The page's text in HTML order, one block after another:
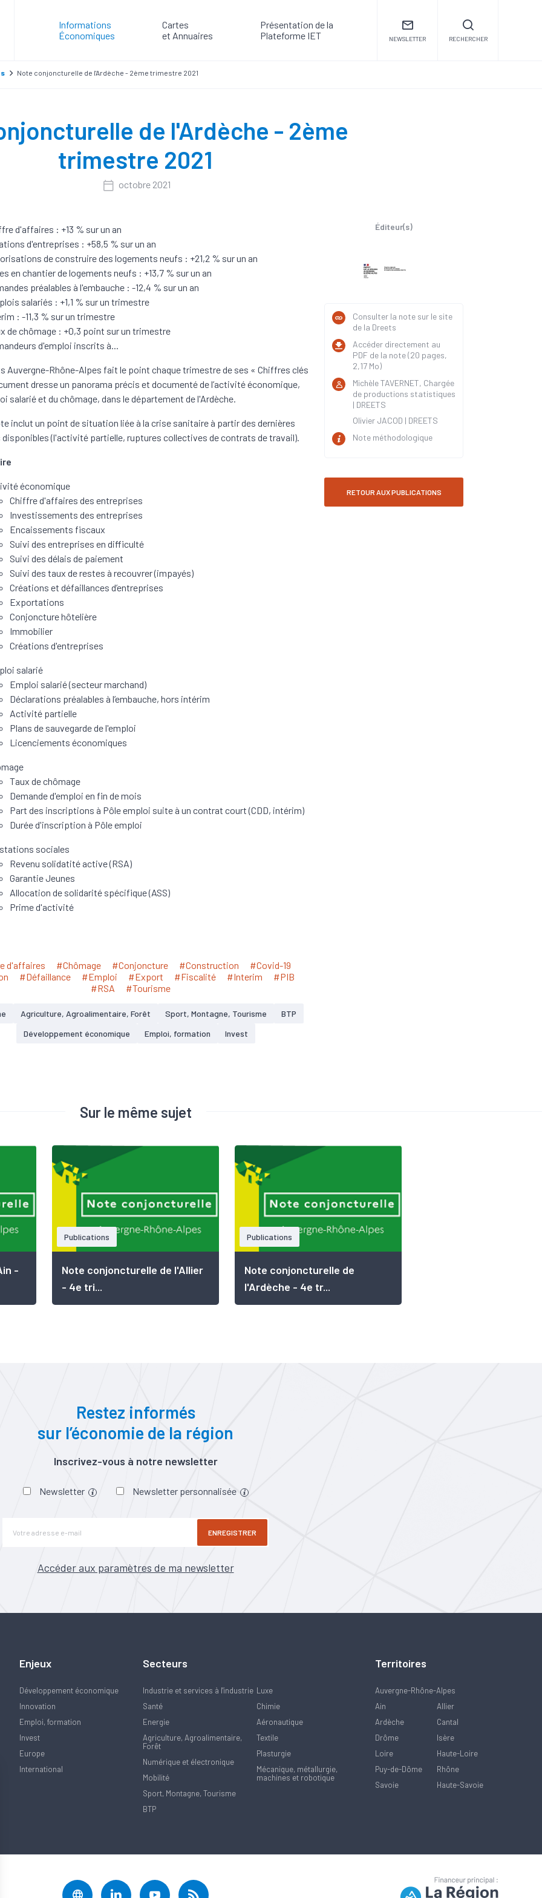
Informations
Économiques
Cartes
et Annuaires
Présentation de la
Plateforme IET
NEWSLETTER RECHERCHER
Note conjoncturelle de l'Ardèche - 2ème trimestre 2021
de l'Ardèche - 2ème
trimestre 2021
octobre 2021
d'affaires : +13 % sur un an
d'entreprises : +58,5 % sur un an
de construire des logements neufs : +21,2 % sur un an
en chantier de logements neufs : +13,7 % sur un an
préalables à l'embauche : -12,4 % sur un an
salariés : +1,1 % sur un trimestre
: -11,3 % sur un trimestre
de chômage : +0,3 point sur un trimestre
d'emploi inscrits à...
Auvergne-Rhône-Alpes fait le point chaque trimestre de ses « Chiffres clés
dresse un panorama précis et documenté de l’activité économique,
salarié et du chômage, dans le département de l'Ardèche.
inclut un point de situation liée à la crise sanitaire à partir des dernières
disponibles (l'activité partielle, ruptures collectives de contrats de travail).
économique
Chiffre d'affaires des entreprises
Investissements des entreprises
Encaissements fiscaux
Suivi des entreprises en difficulté
Suivi des délais de paiement
Suivi des taux de restes à recouvrer (impayés)
Créations et défaillances d’entreprises
Exportations
Conjoncture hôtelière
Immobilier
Créations d'entreprises
salarié
Emploi salarié (secteur marchand)
Déclarations préalables à l’embauche, hors intérim
Activité partielle
Plans de sauvegarde de l'emploi
Licenciements économiques
Taux de chômage
Demande d'emploi en fin de mois
Part des inscriptions à Pôle emploi suite à un contrat court (CDD, intérim)
Durée d'inscription à Pôle emploi
sociales
Revenu solidatité active (RSA)
Garantie Jeunes
Allocation de solidarité spécifique (ASS)
Prime d'activité
Éditeur(s)
Consulter la note sur le site
de la Dreets
Accéder directement au
PDF de la note (20 pages,
2,17 Mo)
Michèle TAVERNET, Chargée
de productions statistiques
| DREETS
Olivier JACOD | DREETS
Note méthodologique
RETOUR AUX PUBLICATIONS
d'affaires #Chômage #Conjoncture #Construction
#Covid-19
#Défaillance #Emploi #Export #Fiscalité #Interim
#PIB
#RSA
#Tourisme
Agriculture, Agroalimentaire, Forêt Sport, Montagne, Tourisme
BTP
Développement économique
Emploi, formation Invest
Sur le même sujet
-
Publications
Note conjoncturelle de l'Allier
- 4e tri...
Publications
Note conjoncturelle de
l'Ardèche - 4e tr...
Restez informés
sur l’économie de la région
Inscrivez-vous à notre newsletter
Newsletter Newsletter personnalisée
ENREGISTRER
Accéder aux paramètres de ma newsletter
Enjeux
Développement économique
Innovation
Emploi, formation
Invest
Europe
International
Secteurs
Industrie et services à l'industrie
Santé
Energie
Agriculture, Agroalimentaire,
Forêt
Numérique et électronique
Mobilité
Sport, Montagne, Tourisme
BTP
Luxe
Chimie
Aéronautique
Textile
Plasturgie
Mécanique, métallurgie,
machines et robotique
Territoires
Auvergne-Rhône-Alpes
Ain
Allier
Ardèche
Cantal
Drôme
Isère
Loire
Haute-Loire
Puy-de-Dôme
Rhône
Savoie
Haute-Savoie